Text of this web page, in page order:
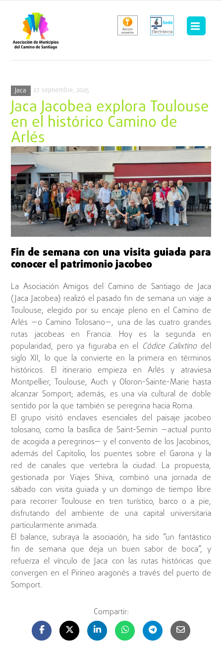
contenido
Jaca 27 septiembre, 2025
Jaca Jacobea explora Toulouse
en el histórico Camino de
Arlés
Fin de semana con una visita guiada para
conocer el patrimonio jacobeo
La Asociación Amigos del Camino de Santiago de Jaca
(Jaca Jacobea) realizó el pasado fin de semana un viaje a
Toulouse, elegido por su encaje pleno en el Camino de
Arlés —o Camino Tolosano—, una de las cuatro grandes
rutas jacobeas en Francia. Hoy es la segunda en
popularidad, pero ya figuraba en el Códice Calixtinodel
siglo XII, lo que la convierte en la primera en términos
históricos. El itinerario empieza en Arlés y atraviesa
Montpellier, Toulouse, Auch y Oloron-Sainte-Marie hasta
alcanzar Somport; además, es una vía cultural de doble
sentido por la que también se peregrina hacia Roma.
El grupo visitó enclaves esenciales del paisaje jacobeo
tolosano, como la basílica de Saint-Sernin —actual punto
de acogida a peregrinos— y el convento de los Jacobinos,
además del Capitolio, los puentes sobre el Garona y la
red de canales que vertebra la ciudad. La propuesta,
gestionada por Viajes Shiva, combinó una jornada de
sábado con visita guiada y un domingo de tiempo libre
para recorrer Toulouse en tren turístico, barco o a pie,
disfrutando del ambiente de una capital universitaria
particularmente animada.
El balance, subraya la asociación, ha sido “un fantástico
fin de semana que deja un buen sabor de boca”, y
refuerza el vínculo de Jaca con las rutas históricas que
convergen en el Pirineo aragonés a través del puerto de
Somport.
Compartir: